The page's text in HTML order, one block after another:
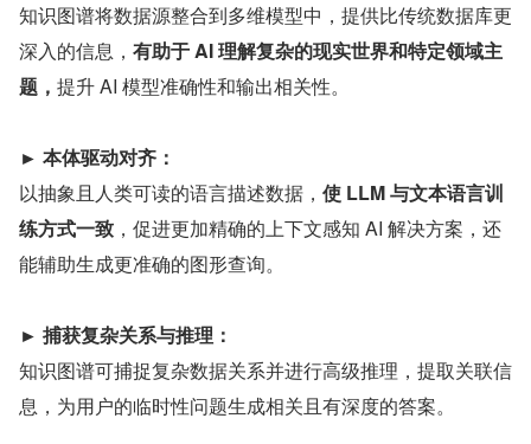
知识图谱将数据源整合到多维模型中，提供比传统数据库更
深入的信息， 有助于 AI 理解复杂的现实世界和特定领域主
题， 提升 AI 模型准确性和输出相关性。
► 本体驱动对齐：
以抽象且人类可读的语言描述数据， 使 LLM 与文本语言训
练方式一致 ，促进更加精确的上下文感知 AI 解决方案，还
能辅助生成更准确的图形查询。
► 捕获复杂关系与推理：
知识图谱可捕捉复杂数据关系并进行高级推理，提取关联信
息，为用户的临时性问题生成相关且有深度的答案。